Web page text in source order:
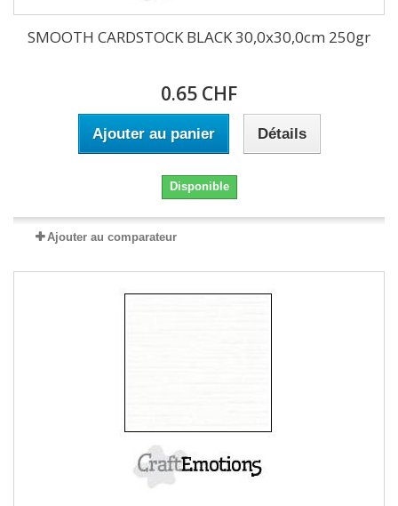
SMOOTH CARDSTOCK BLACK 30,0x30,0cm 250gr
0.65 CHF
Ajouter au panier Détails
Disponible
Ajouter au comparateur